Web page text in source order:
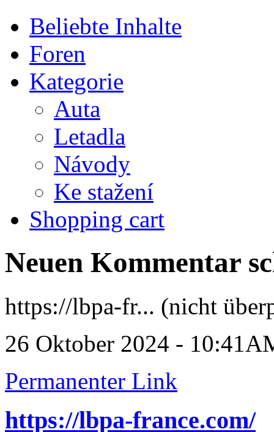
Beliebte Inhalte
Foren
Kategorie
Auta
Letadla
Návody
Ke stažení
Shopping cart
Neuen Kommentar
https://lbpa-fr... (nicht
26 Oktober 2024 -
Permanenter Link
https://lbpa-france.com/